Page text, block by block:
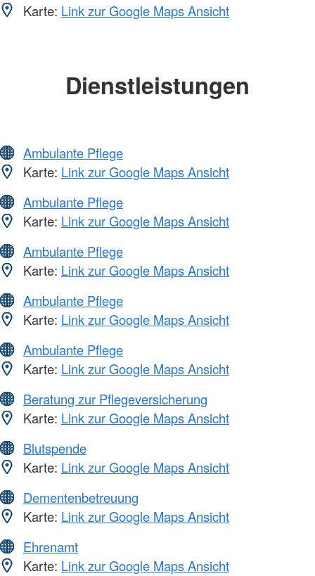
Karte: Link zur Google Maps Ansicht
Dienstleistungen
Ambulante Pflege
Karte: Link zur Google Maps Ansicht
Ambulante Pflege
Karte: Link zur Google Maps Ansicht
Ambulante Pflege
Karte: Link zur Google Maps Ansicht
Ambulante Pflege
Karte: Link zur Google Maps Ansicht
Ambulante Pflege
Karte: Link zur Google Maps Ansicht
Beratung zur Pflegeversicherung
Karte: Link zur Google Maps Ansicht
Blutspende
Karte: Link zur Google Maps Ansicht
Dementenbetreuung
Karte: Link zur Google Maps Ansicht
Ehrenamt
Karte: Link zur Google Maps Ansicht